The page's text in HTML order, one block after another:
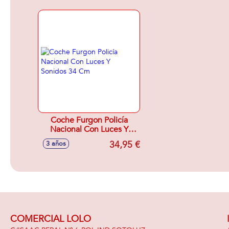
Coche Furgon Policía
Nacional Con Luces Y
Sonidos 34 Cm
3 años 34,95 €
COMERCIAL LOLO